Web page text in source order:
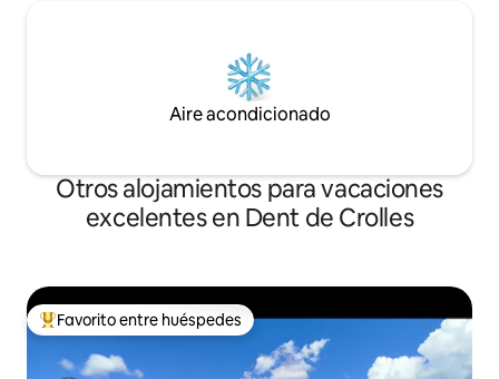
Aire acondicionado
Otros alojamientos para vacaciones
excelentes en Dent de Crolles
Favorito entre huéspedes preferido
Favorito entre huéspedes